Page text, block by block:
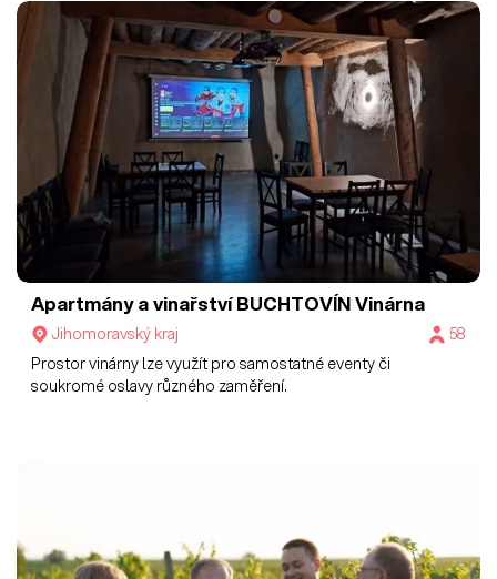
Apartmány a vinařství BUCHTOVÍNVinárna
Jihomoravský kraj
58
Prostor vinárny lze využít pro samostatné eventy či
soukromé oslavy různého zaměření.